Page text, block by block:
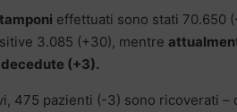
tamponi effettuati sono stati 70.650 (
3.085 (+30), mentre
decedute (+3).
475 pazienti (-3) sono ricoverati